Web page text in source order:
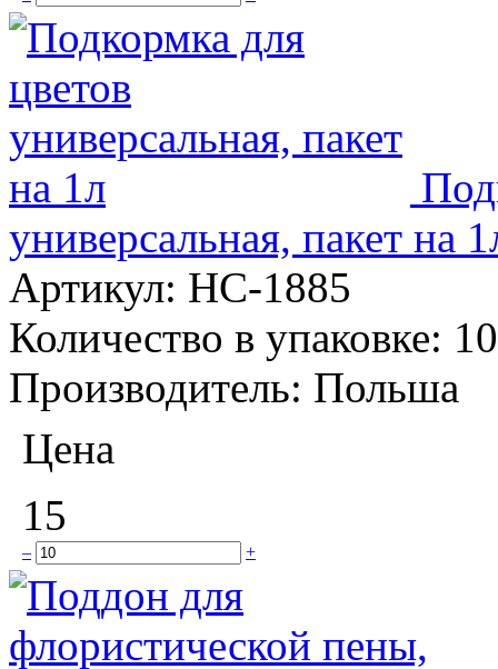
универсальная, пакет на
Артикул: НС-1885
Количество в упаковке: 10
Производитель: Польша
Цена
15
– +